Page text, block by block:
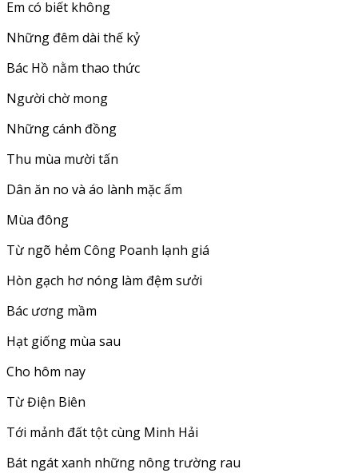
Em có biết không
Những đêm dài thế kỷ
Bác Hồ nằm thao thức
Người chờ mong
Những cánh đồng
Thu mùa mười tấn
Dân ăn no và áo lành mặc ấm
Mùa đông
Từ ngõ hẻm Công Poanh lạnh giá
Hòn gạch hơ nóng làm đệm sưởi
Bác ương mầm
Hạt giống mùa sau
Cho hôm nay
Từ Điện Biên
Tới mảnh đất tột cùng Minh Hải
Bát ngát xanh những nông trường rau